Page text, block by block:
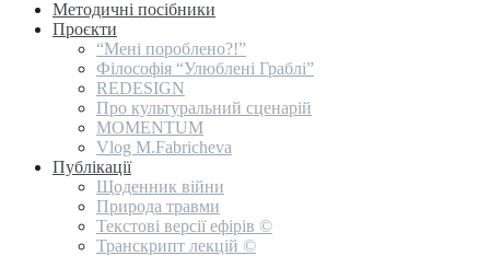
Методичні посібники
Проєкти
“Мені пороблено?!”
Філософія “Улюблені Граблі”
REDESIGN
Про культуральний сценарій
MOMENTUM
Vlog M.Fabricheva
Публікації
Щоденник війни
Природа травми
Текстові версії ефірів ©
Транскрипт лекцій ©